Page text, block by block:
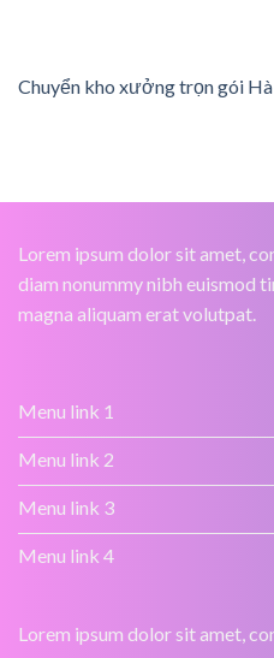
Chuyển kho xưởng trọn gói
Lorem ipsum dolor sit amet,
diam nonummy nibh euismod
magna aliquam erat volutpat.
Menu link 1
Menu link 2
Menu link 3
Menu link 4
Lorem ipsum dolor sit amet,